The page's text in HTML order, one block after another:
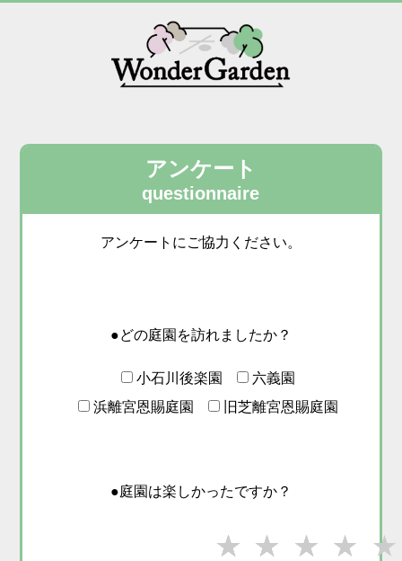
アンケート
questionnaire
アンケートにご協力ください。
●どの庭園を訪れましたか？
小石川後楽園
六義園
浜離宮恩賜庭園
旧芝離宮恩賜庭園
●庭園は楽しかったですか？
★★★★
★★★
★★
★